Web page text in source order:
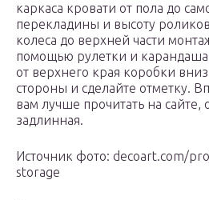
каркаса кровати от пола до
перекладины и высоту
колеса до верхней части
помощью рулетки и карандаша
от верхнего края коробки
стороны и сделайте отметку.
вам лучше прочитать на сайте,
задлинная.
Источник фото: decoart.com/
storage